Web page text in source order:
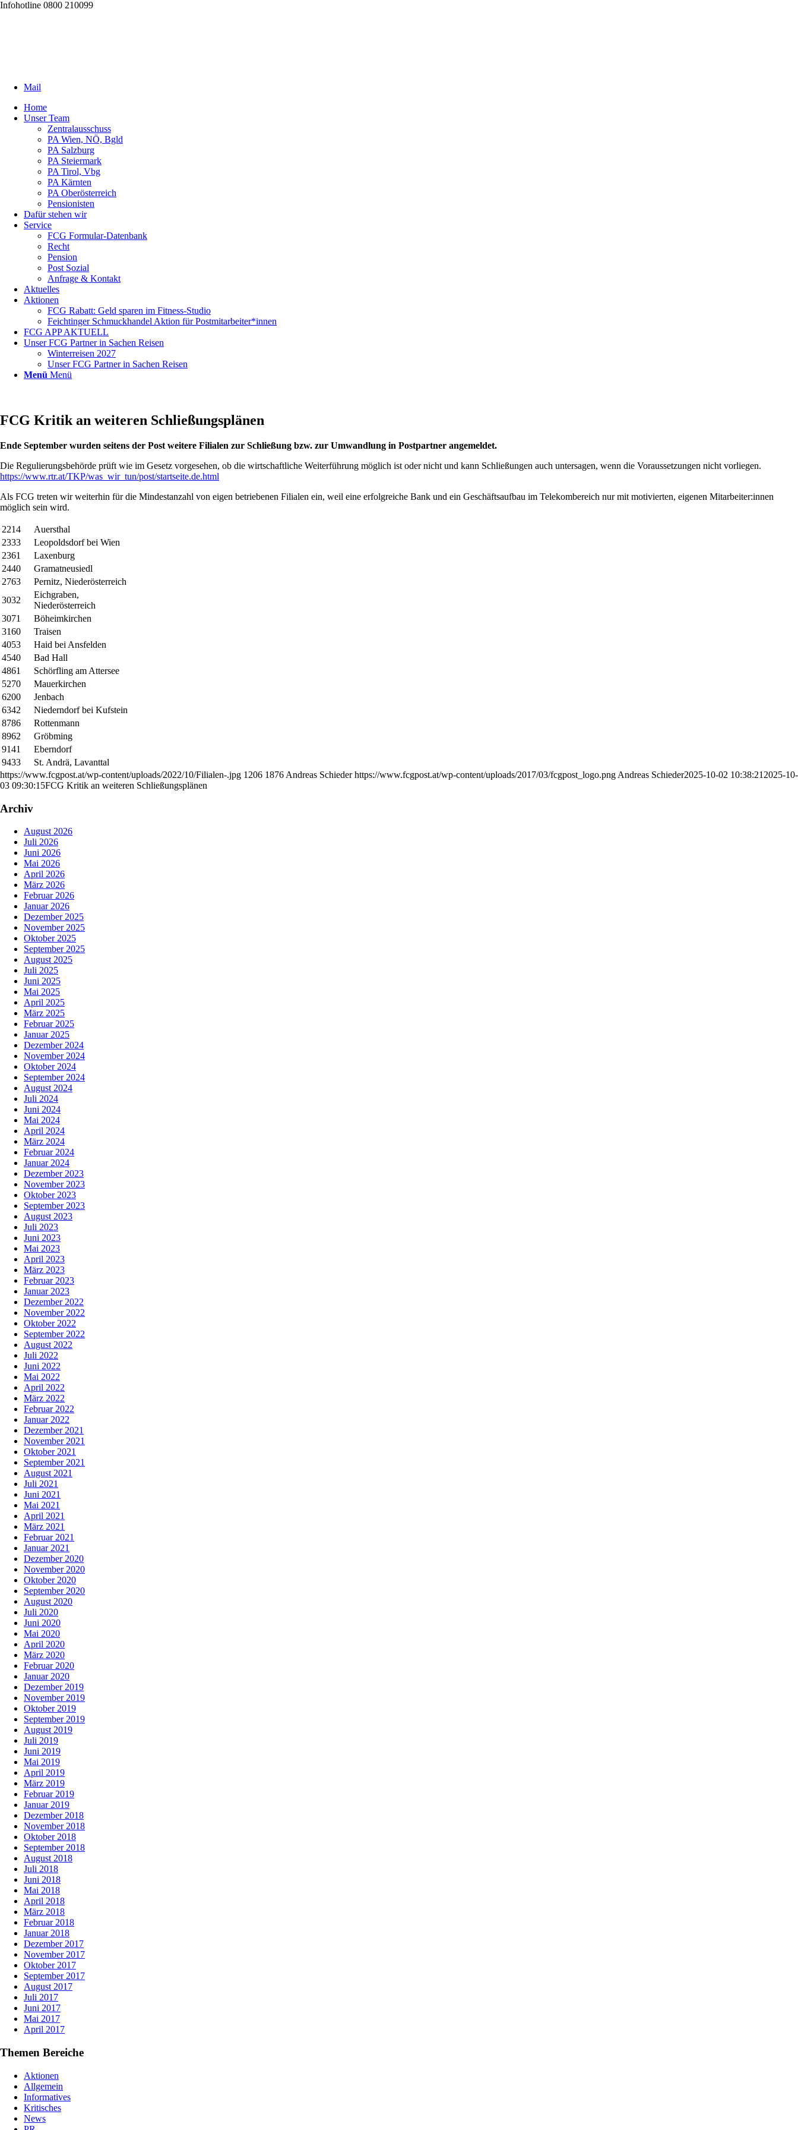
Infohotline 0800 210099
Mail
Home
Unser Team
Zentralausschuss
PA Wien, NÖ, Bgld
PA Salzburg
PA Steiermark
PA Tirol, Vbg
PA Kärnten
PA Oberösterreich
Pensionisten
Dafür stehen wir
Service
FCG Formular-Datenbank
Recht
Pension
Post Sozial
Anfrage & Kontakt
Aktuelles
Aktionen
FCG Rabatt: Geld sparen im Fitness-Studio
Feichtinger Schmuckhandel Aktion für Postmitarbeiter*innen
FCG APP AKTUELL
Unser FCG Partner in Sachen Reisen
Winterreisen 2027
Unser FCG Partner in Sachen Reisen
Menü Menü
FCG Kritik an weiteren Schließungsplänen
Ende September wurden seitens der Post weitere Filialen zur Schließung bzw. zur Umwandlung in Postpartner angemeldet.
Die Regulierungsbehörde prüft wie im Gesetz vorgesehen, ob die wirtschaftliche Weiterführung möglich ist oder nicht und kann Schließungen auch untersagen, wenn die Voraussetzungen nicht vorliegen.
https://www.rtr.at/TKP/was_wir_tun/post/startseite.de.html
Als FCG treten wir weiterhin für die Mindestanzahl von eigen betriebenen Filialen ein, weil eine erfolgreiche Bank und ein Geschäftsaufbau im Telekombereich nur mit motivierten, eigenen Mitarbeiter:innen
möglich sein wird.
2214
Auersthal
2333
Leopoldsdorf bei Wien
2361
Laxenburg
2440
Gramatneusiedl
2763
Pernitz, Niederösterreich
3032
Eichgraben,
Niederösterreich
3071
Böheimkirchen
3160
Traisen
4053
Haid bei Ansfelden
4540
Bad Hall
4861
Schörfling am Attersee
5270
Mauerkirchen
6200
Jenbach
6342
Niederndorf bei Kufstein
8786
Rottenmann
8962
Gröbming
9141
Eberndorf
9433
St. Andrä, Lavanttal
https://www.fcgpost.at/wp-content/uploads/2022/10/Filialen-.jpg 1206 1876 Andreas Schieder https://www.fcgpost.at/wp-content/uploads/2017/03/fcgpost_logo.png Andreas Schieder2025-10-02 10:38:21 2025-10-
03 09:30:15FCG Kritik an weiteren Schließungsplänen
Archiv
August 2026
Juli 2026
Juni 2026
Mai 2026
April 2026
März 2026
Februar 2026
Januar 2026
Dezember 2025
November 2025
Oktober 2025
September 2025
August 2025
Juli 2025
Juni 2025
Mai 2025
April 2025
März 2025
Februar 2025
Januar 2025
Dezember 2024
November 2024
Oktober 2024
September 2024
August 2024
Juli 2024
Juni 2024
Mai 2024
April 2024
März 2024
Februar 2024
Januar 2024
Dezember 2023
November 2023
Oktober 2023
September 2023
August 2023
Juli 2023
Juni 2023
Mai 2023
April 2023
März 2023
Februar 2023
Januar 2023
Dezember 2022
November 2022
Oktober 2022
September 2022
August 2022
Juli 2022
Juni 2022
Mai 2022
April 2022
März 2022
Februar 2022
Januar 2022
Dezember 2021
November 2021
Oktober 2021
September 2021
August 2021
Juli 2021
Juni 2021
Mai 2021
April 2021
März 2021
Februar 2021
Januar 2021
Dezember 2020
November 2020
Oktober 2020
September 2020
August 2020
Juli 2020
Juni 2020
Mai 2020
April 2020
März 2020
Februar 2020
Januar 2020
Dezember 2019
November 2019
Oktober 2019
September 2019
August 2019
Juli 2019
Juni 2019
Mai 2019
April 2019
März 2019
Februar 2019
Januar 2019
Dezember 2018
November 2018
Oktober 2018
September 2018
August 2018
Juli 2018
Juni 2018
Mai 2018
April 2018
März 2018
Februar 2018
Januar 2018
Dezember 2017
November 2017
Oktober 2017
September 2017
August 2017
Juli 2017
Juni 2017
Mai 2017
April 2017
Themen Bereiche
Aktionen
Allgemein
Informatives
Kritisches
News